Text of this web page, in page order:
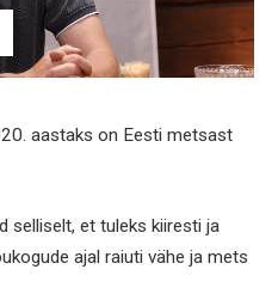
aastaks on Eesti metsast
selliselt, et tuleks kiiresti ja
ajal raiuti vähe ja mets